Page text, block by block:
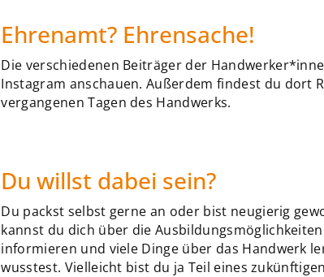
Ehrenamt? Ehrensache!
Die verschiedenen Beiträger der
Instagram anschauen. Außerdem findest du dort
vergangenen Tagen des Handwerks.
Du willst dabei sein?
Du packst selbst gerne an oder bist neugierig
kannst du dich über die
informieren und viele Dinge über das Handwerk
wusstest. Vielleicht bist du ja Teil eines